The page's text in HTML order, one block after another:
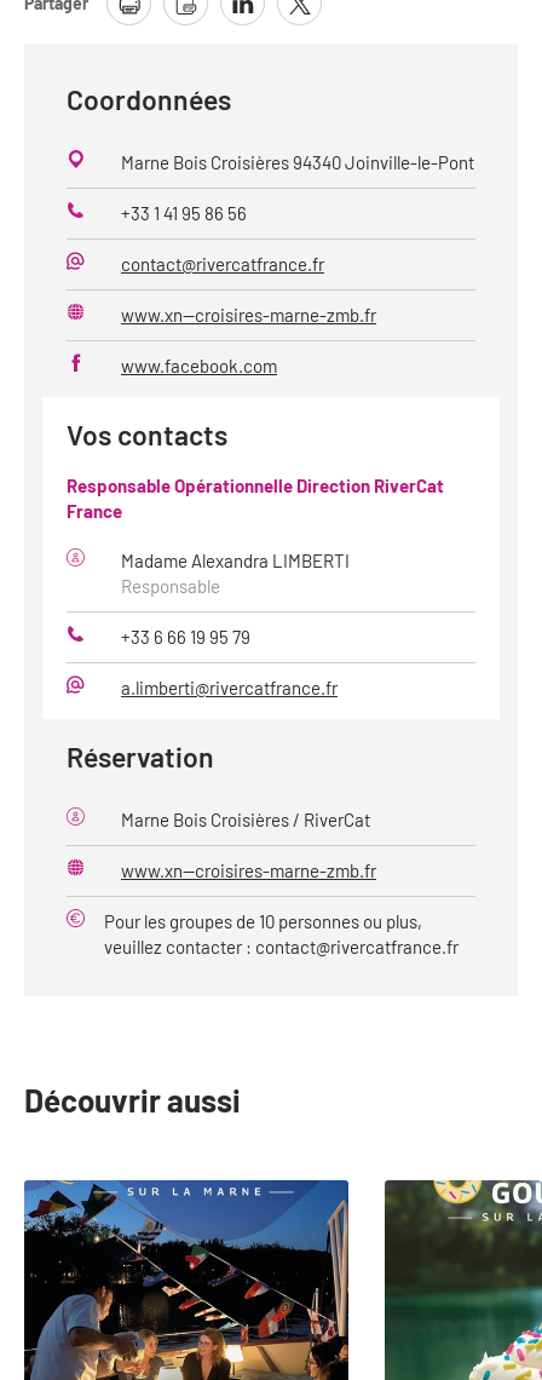
Coordonnées
Marne Bois Croisières 94340 Joinville-le-Pont
Téléphone
+33 1 41 95 86 56
Mail
contact@rivercatfrance.fr
Site
web
www.xn--croisires-marne-zmb.fr
www.facebook.com
Vos contacts
Responsable Opérationnelle Direction RiverCat
France
Madame Alexandra LIMBERTI
Responsable
Téléphone
+33 6 66 19 95 79
a.limberti@rivercatfrance.fr
Réservation
Marne Bois Croisières / RiverCat
Site
web
www.xn--croisires-marne-zmb.fr
Pour les groupes de 10 personnes ou plus,
veuillez contacter : contact@rivercatfrance.fr
Découvrir aussi
slide
1
2